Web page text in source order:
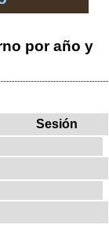
por año y
Sesión